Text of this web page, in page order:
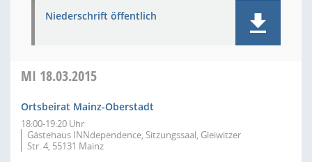
Niederschrift öffentlich
MI 18.03.2015
Ortsbeirat Mainz-Oberstadt
18:00-19:20 Uhr
Gästehaus INNdependence, Sitzungssaal, Gleiwitzer
Str. 4, 55131 Mainz